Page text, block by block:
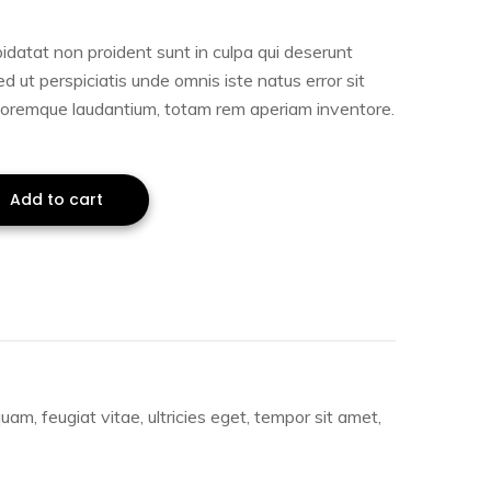
non proident sunt in culpa qui deserunt
ut perspiciatis unde omnis iste natus error sit
laudantium, totam rem aperiam inventore.
Add to cart
feugiat vitae, ultricies eget, tempor sit amet,